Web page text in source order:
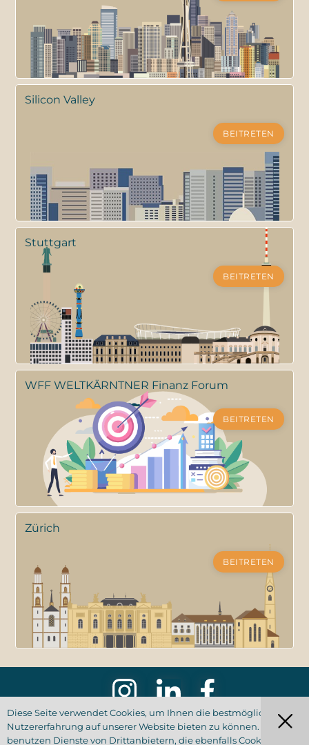
Silicon Valley
BEITRETEN
Stuttgart
BEITRETEN
WFF WELTKÄRNTNER Finanz Forum
BEITRETEN
Zürich
BEITRETEN
Copyright © 2026 Weltkärntner
Nutzungsbedingungen
Diese Seite verwendet Cookies, um Ihnen die bestmögliche
Nutzererfahrung auf unserer Website bieten zu können. Wir
benutzen Dienste von Drittanbietern, die ebenfalls Cookies